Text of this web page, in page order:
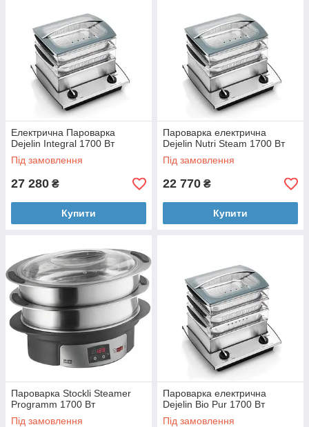
Електрична Пароварка
Dejelin Integral 1700 Вт
Під замовлення
27 280 ₴
Купити
Пароварка електрична
Dejelin Nutri Steam 1700 Вт
Під замовлення
22 770 ₴
Купити
Пароварка Stockli Steamer
Programm 1700 Вт
Під замовлення
Пароварка електрична
Dejelin Bio Pur 1700 Вт
Під замовлення